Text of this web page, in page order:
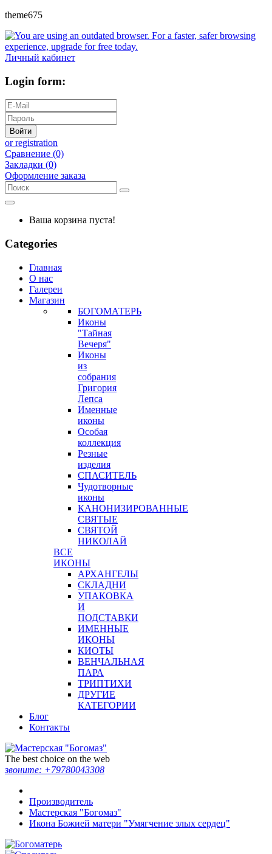
theme675
Личный кабинет
Login form:
Войти
or registration
Сравнение (0)
Закладки (0)
Оформление заказа
Ваша корзина пуста!
Categories
Главная
О нас
Галереи
Магазин
БОГОМАТЕРЬ
Иконы
"Тайная
Вечеря"
Иконы
из
собрания
Григория
Лепса
Именные
иконы
Особая
коллекция
Резные
изделия
СПАСИТЕЛЬ
Чудотворные
иконы
КАНОНИЗИРОВАННЫЕ
СВЯТЫЕ
СВЯТОЙ
НИКОЛАЙ
ВСЕ
ИКОНЫ
АРХАНГЕЛЫ
СКЛАДНИ
УПАКОВКА
И
ПОДСТАВКИ
ИМЕННЫЕ
ИКОНЫ
КИОТЫ
ВЕНЧАЛЬНАЯ
ПАРА
ТРИПТИХИ
ДРУГИЕ
КАТЕГОРИИ
Блог
Контакты
The best choice on the web
звоните: +79780043308
Производитель
Мастерская "Богомаз"
Икона Божией матери "Умягчение злых сердец"